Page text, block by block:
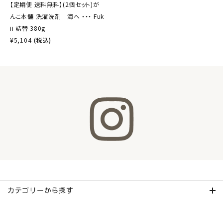
【定期便 送料無料】(2個セット)が
んこ本舗 洗濯洗剤 海へ ・・・ Fuk
ii 詰替 380g
¥5,104 (税込)
カテゴリーから探す